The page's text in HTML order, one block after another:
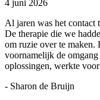
4 juni 2026
Al jaren was het contact
De therapie die we
om ruzie over te maken.
voornamelijk de
oplossingen, werkte
- Sharon de Bruijn